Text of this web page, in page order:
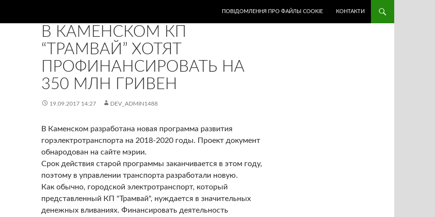
ПОВІДОМЛЕННЯ ПРО ФАЙЛЫ COOKIE КОНТАКТИ
В КАМЕНСКОМ КП
“ТРАМВАЙ” ХОТЯТ
ПРОФИНАНСИРОВАТЬ НА
350 МЛН ГРИВЕН
19.09.2017 14:27 DEV_ADMIN1488
В Каменском разработана новая программа развития
горэлектротранспорта на 2018-2020 годы. Проект документ
обнародован на сайте мэрии.
Срок действия старой программы заканчивается в этом году,
поэтому в управлении транспорта разработали новую.
Как обычно, городской электротранспорт, который
представленный КП "Трамвай", нуждается в значительных
денежных вливаниях. Финансировать деятельность